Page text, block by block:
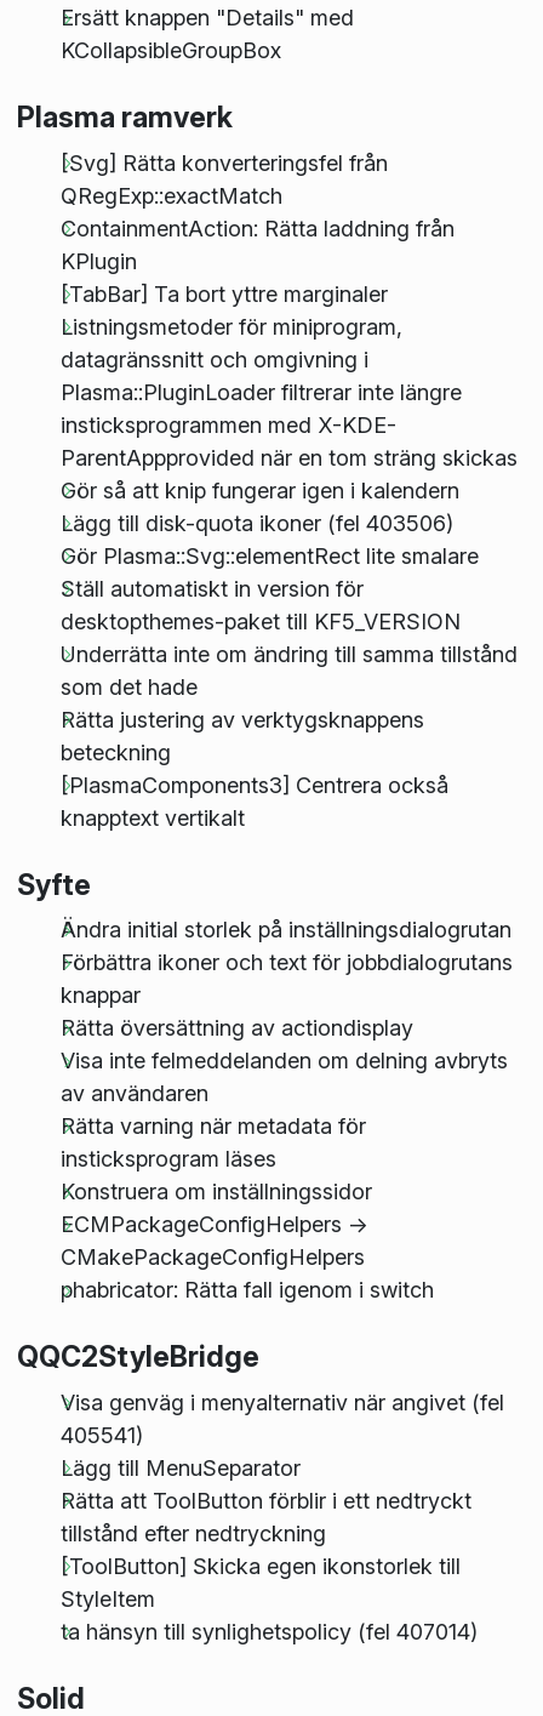
Ersätt knappen "Details" med
KCollapsibleGroupBox
Plasma ramverk
[Svg] Rätta konverteringsfel från
QRegExp::exactMatch
ContainmentAction: Rätta laddning från
KPlugin
[TabBar] Ta bort yttre marginaler
Listningsmetoder för miniprogram,
datagränssnitt och omgivning i
Plasma::PluginLoader filtrerar inte längre
insticksprogrammen med X-KDE-
ParentAppprovided när en tom sträng skickas
Gör så att knip fungerar igen i kalendern
Lägg till disk-quota ikoner (fel 403506)
Gör Plasma::Svg::elementRect lite smalare
Ställ automatiskt in version för
desktopthemes-paket till KF5_VERSION
Underrätta inte om ändring till samma tillstånd
som det hade
Rätta justering av verktygsknappens
beteckning
[PlasmaComponents3] Centrera också
knapptext vertikalt
Syfte
Ändra initial storlek på inställningsdialogrutan
Förbättra ikoner och text för jobbdialogrutans
knappar
Rätta översättning av actiondisplay
Visa inte felmeddelanden om delning avbryts
av användaren
Rätta varning när metadata för
insticksprogram läses
Konstruera om inställningssidor
ECMPackageConfigHelpers ->
CMakePackageConfigHelpers
phabricator: Rätta fall igenom i switch
QQC2StyleBridge
Visa genväg i menyalternativ när angivet (fel
405541)
Lägg till MenuSeparator
Rätta att ToolButton förblir i ett nedtryckt
tillstånd efter nedtryckning
[ToolButton] Skicka egen ikonstorlek till
StyleItem
ta hänsyn till synlighetspolicy (fel 407014)
Solid